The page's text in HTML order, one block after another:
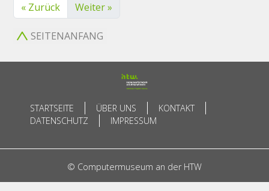
« Zurück Weiter »
SEITENANFANG
STARTSEITE ÜBER UNS
KONTAKT
DATENSCHUTZ
IMPRESSUM
© Computermuseum an der HTW